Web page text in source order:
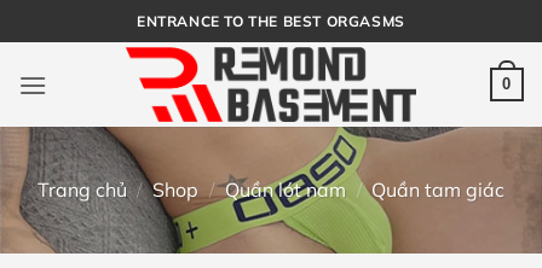
qua
nội
ENTRANCE TO THE BEST ORGASMS
0
Trang chủ / Shop / Quần lót nam / Quần tam giác